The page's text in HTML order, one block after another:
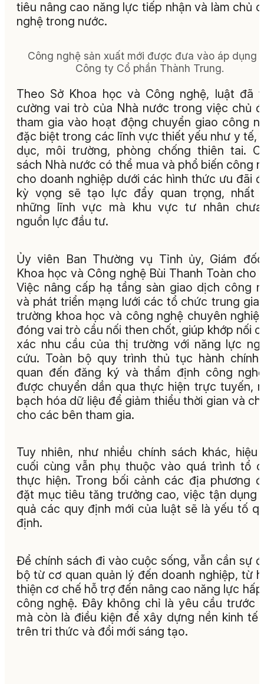
tiêu nâng cao năng lực tiếp nhận và làm chủ
nghệ trong nước.
Công nghệ sản xuất mới được đưa vào áp dụng
Công ty Cổ phần Thành Trung.
Theo Sở Khoa học và Công nghệ, luật đã
cường vai trò của Nhà nước trong việc chủ
tham gia vào hoạt động chuyển giao công
đặc biệt trong các lĩnh vực thiết yếu như y tế,
dục, môi trường, phòng chống thiên tai.
sách Nhà nước có thể mua và phổ biến công
cho doanh nghiệp dưới các hình thức ưu đãi
kỳ vọng sẽ tạo lực đẩy quan trọng, nhất
những lĩnh vực mà khu vực tư nhân
nguồn lực đầu tư.
Ủy viên Ban Thường vụ Tỉnh ủy, Giám
Khoa học và Công nghệ Bùi Thanh Toàn cho
Việc nâng cấp hạ tầng sàn giao dịch công
và phát triển mạng lưới các tổ chức trung
trường khoa học và công nghệ chuyên
đóng vai trò cầu nối then chốt, giúp khớp nối
xác nhu cầu của thị trường với năng lực
cứu. Toàn bộ quy trình thủ tục hành chính
quan đến đăng ký và thẩm định công
được chuyển dần qua thực hiện trực tuyến,
bạch hóa dữ liệu để giảm thiểu thời gian và
cho các bên tham gia.
Tuy nhiên, như nhiều chính sách khác, hiệu
cuối cùng vẫn phụ thuộc vào quá trình tổ
thực hiện. Trong bối cảnh các địa phương
đặt mục tiêu tăng trưởng cao, việc tận dụng
quả các quy định mới của luật sẽ là yếu tố
định.
Để chính sách đi vào cuộc sống, vẫn cần sự
bộ từ cơ quan quản lý đến doanh nghiệp, từ
thiện cơ chế hỗ trợ đến nâng cao năng lực
công nghệ. Đây không chỉ là yêu cầu trước
mà còn là điều kiện để xây dựng nền kinh tế
trên tri thức và đổi mới sáng tạo.